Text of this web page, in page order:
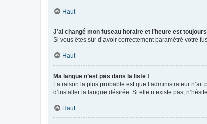
Haut
J’ai changé mon fuseau horaire et l’heure est
Si vous êtes sûr d’avoir correctement paramétré votre
Haut
Ma langue n’est pas dans la liste !
La raison la plus probable est que l’administrateur
d’installer la langue désirée. Si elle n’existe pas,
Haut